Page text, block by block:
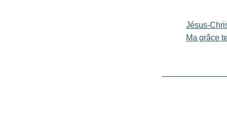
Jésus-
Ma grâce